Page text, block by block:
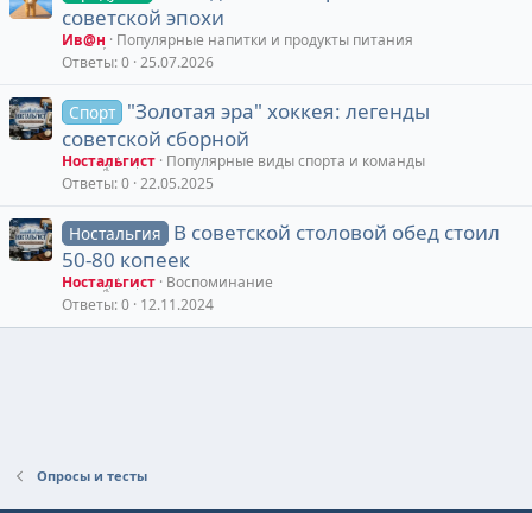
советской эпохи
Ив@н
Популярные напитки и продукты питания
Ответы 0 25.07.2026
Спорт "Золотая эра" хоккея: легенды
советской сборной
Ностальгист Популярные виды спорта и команды
Ответы 0 22.05.2025
Ностальгия
В советской столовой обед стоил
50-80 копеек
Ностальгист Воспоминание
Ответы 0 12.11.2024
Опросы и тесты